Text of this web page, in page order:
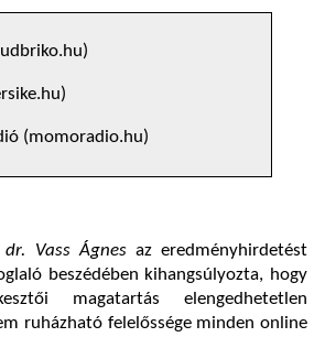
(momoradio.hu)
Vass Ágnesaz eredményhirdetést
beszédében kihangsúlyozta, hogy
magatartás elengedhetetlen
ruházható felelőssége minden online